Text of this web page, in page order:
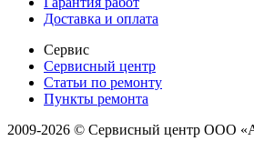
Доставка и оплата
Сервис
Сервисный центр
Статьи по ремонту
Пункты ремонта
2009-2026 © Сервисный центр ООО